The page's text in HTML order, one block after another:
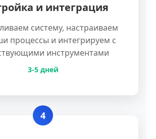
и интеграция
систему, настраиваем
процессы и интегрируем с
инструментами
3-5 дней
4